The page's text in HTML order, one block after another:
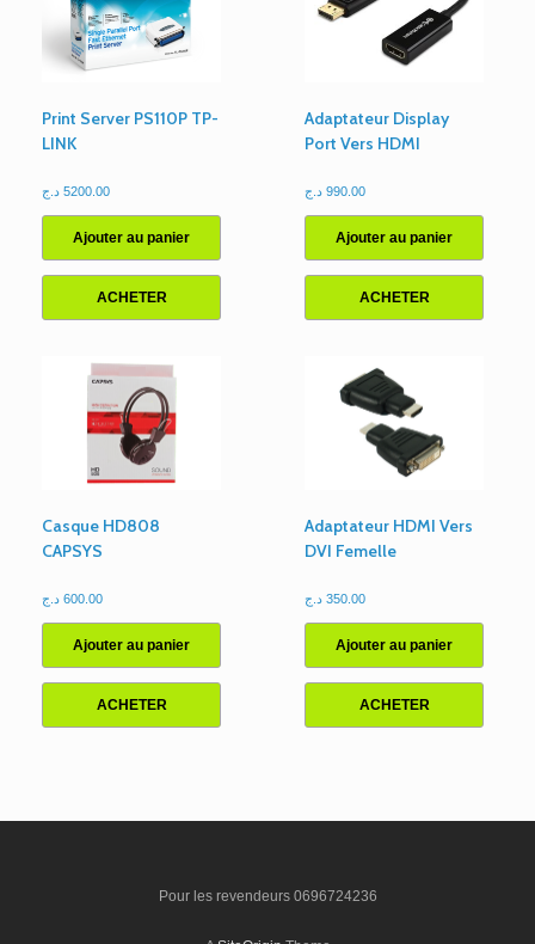
Print Server PS110P TP-
LINK
5200.00 د.ج
Ajouter au panier
ACHETER
Adaptateur Display
Port Vers HDMI
990.00 د.ج
Ajouter au panier
ACHETER
Casque HD808
CAPSYS
600.00 د.ج
Ajouter au panier
ACHETER
Adaptateur HDMI Vers
DVI Femelle
350.00 د.ج
Ajouter au panier
ACHETER
Pour les revendeurs 0696724236